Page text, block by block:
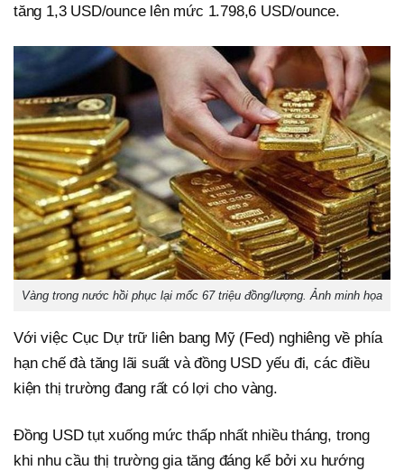
tăng 1,3 USD/ounce lên mức 1.798,6 USD/ounce.
Vàng trong nước hồi phục lại mốc 67 triệu đồng/lượng. Ảnh minh họa
Với việc Cục Dự trữ liên bang Mỹ (Fed) nghiêng về phía
hạn chế đà tăng lãi suất và đồng USD yếu đi, các điều
kiện thị trường đang rất có lợi cho vàng.
Đồng USD tụt xuống mức thấp nhất nhiều tháng, trong
khi nhu cầu thị trường gia tăng đáng kể bởi xu hướng